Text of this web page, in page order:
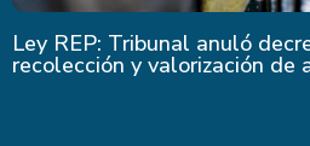
Ley REP: Tribunal anuló
recolección y valorización de